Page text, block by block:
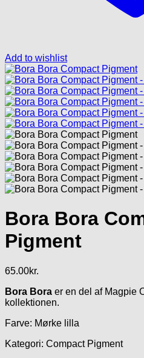
Add to wishlist
Bora Bora
Pigment
65.00kr.
Bora Bora er en del af Magpie
kollektionen.
Farve: Mørke lilla
Kategori: Compact Pigment